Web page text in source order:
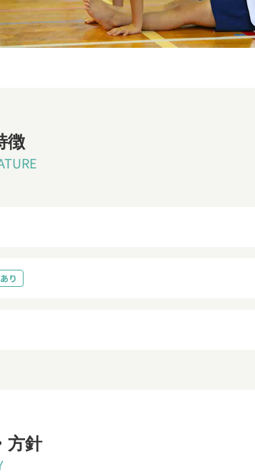
徴
り
方針